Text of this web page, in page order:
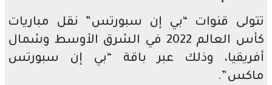
قنوات “بي إن سبورتس” نقل مباريات
كأس العالم 2022 في الشرق الأوسط وشمال
وذلك عبر باقة “بي إن سبورتس